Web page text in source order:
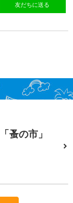
友だちに送る
蚤の市」